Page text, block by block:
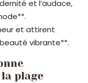
et l’audace,
et attirent
vibrante**.
plage